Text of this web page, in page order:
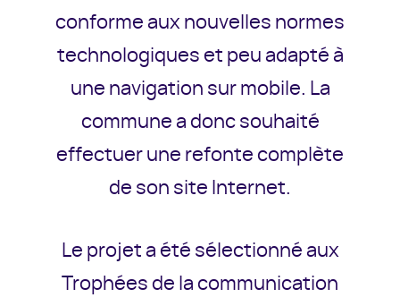
conforme aux nouvelles normes
technologiques et peu adapté à
une navigation sur mobile. La
commune a donc souhaité
effectuer une refonte complète
de son site Internet.
Le projet a été sélectionné aux
Trophées de la communication